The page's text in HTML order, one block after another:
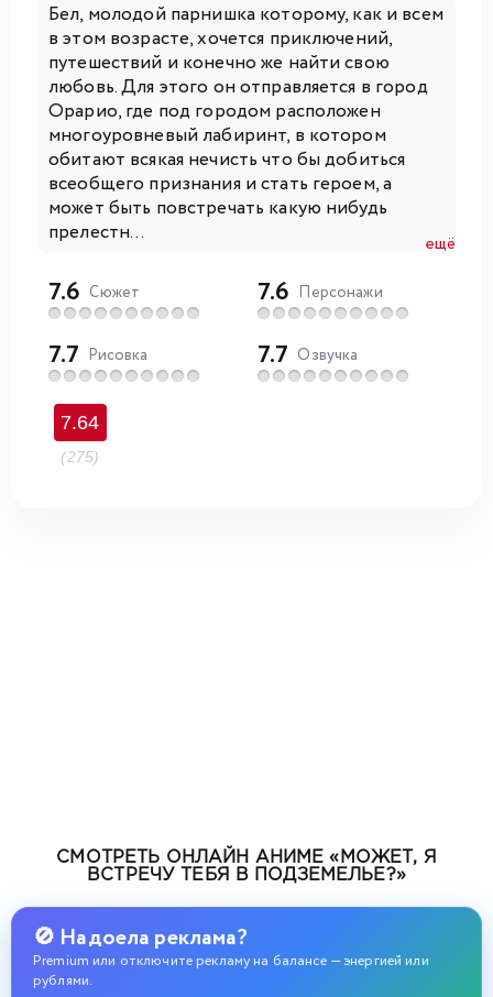
Бел, молодой парнишка которому, как и всем
в этом возрасте, хочется приключений,
путешествий и конечно же найти свою
любовь. Для этого он отправляется в город
Орарио, где под городом расположен
многоуровневый лабиринт, в котором
обитают всякая нечисть что бы добиться
всеобщего признания и стать героем, а
может быть повстречать какую нибудь
прелестн...
ещё
7.6 Сюжет 7.6 Персонажи
7.7 Рисовка 7.7 Озвучка
7.64
(275)
СМОТРЕТЬ ОНЛАЙН АНИМЕ «МОЖЕТ, Я
ВСТРЕЧУ ТЕБЯ В ПОДЗЕМЕЛЬЕ?»
🚫 Надоела реклама?
Premium или отключите рекламу на балансе — энергией или
рублями.